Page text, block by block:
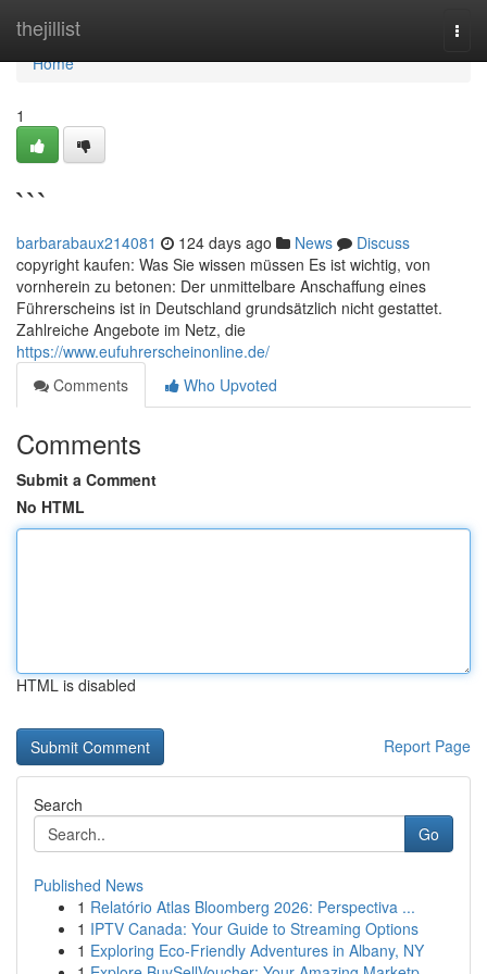
thejillist
Home
Home
1
```
barbarabaux214081 124 days ago News
Discuss
copyright kaufen: Was Sie wissen müssen Es ist wichtig, von
vornherein zu betonen: Der unmittelbare Anschaffung eines
Führerscheins ist in Deutschland grundsätzlich nicht gestattet.
Zahlreiche Angebote im Netz, die
https://www.eufuhrerscheinonline.de/
Comments
Who Upvoted
Comments
Submit a Comment
No HTML
HTML is disabled
Report Page
Search
Go
Published News
1 Relatório Atlas Bloomberg 2026: Perspectiva ...
1 IPTV Canada: Your Guide to Streaming Options
1 Exploring Eco-Friendly Adventures in Albany, NY